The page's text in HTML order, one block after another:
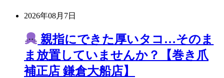
2026年08月7日
親指にできた厚いタコ…そのま
ま放置していませんか？【巻き爪
補正店 鎌倉大船店】